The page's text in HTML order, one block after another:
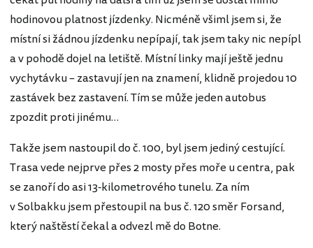
hodinovou platnost jízdenky. Nicméně všiml jsem si, že
místní si žádnou jízdenku nepípají, tak jsem taky nic nepípl
a v pohodě dojel na letiště. Místní linky mají ještě jednu
vychytávku – zastavují jen na znamení, klidně projedou 10
zastávek bez zastavení. Tím se může jeden autobus
zpozdit proti jinému…
Takže jsem nastoupil do č. 100, byl jsem jediný cestující.
Trasa vede nejprve přes 2 mosty přes moře u centra, pak
se zanoří do asi 13-kilometrového tunelu. Za ním
v Solbakku jsem přestoupil na bus č. 120 směr Forsand,
který naštěstí čekal a odvezl mě do Botne.